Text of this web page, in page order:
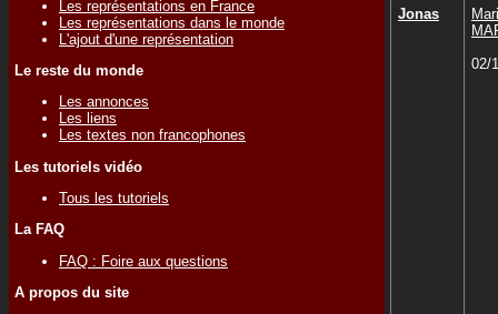
Les représentations en France
Les représentations dans le monde
L'ajout d'une représentation
Le reste du monde
Les annonces
Les liens
Les textes non francophones
Les tutoriels vidéo
Tous les tutoriels
La FAQ
FAQ : Foire aux questions
A propos du site
Jonas
02/